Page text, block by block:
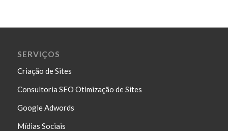
SERVIÇOS
Criação de Sites
Consultoria SEO Otimização de Sites
Google Adwords
Mídias Sociais